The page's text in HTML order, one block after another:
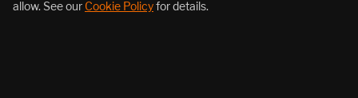
allow. See our Cookie Policyfor details.